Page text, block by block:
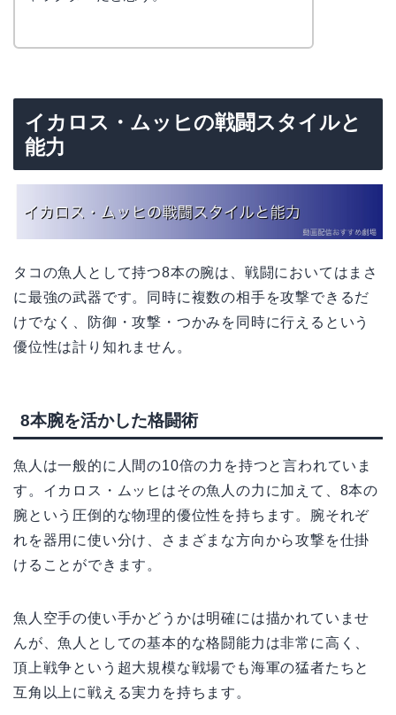
イカロス・ムッヒの戦闘スタイルと
能力
タコの魚人として持つ8本の腕は、戦闘においてはまさ
に最強の武器です。同時に複数の相手を攻撃できるだ
けでなく、防御・攻撃・つかみを同時に行えるという
優位性は計り知れません。
8本腕を活かした格闘術
魚人は一般的に人間の10倍の力を持つと言われていま
す。イカロス・ムッヒはその魚人の力に加えて、8本の
腕という圧倒的な物理的優位性を持ちます。腕それぞ
れを器用に使い分け、さまざまな方向から攻撃を仕掛
けることができます。
魚人空手の使い手かどうかは明確には描かれていませ
んが、魚人としての基本的な格闘能力は非常に高く、
頂上戦争という超大規模な戦場でも海軍の猛者たちと
互角以上に戦える実力を持ちます。